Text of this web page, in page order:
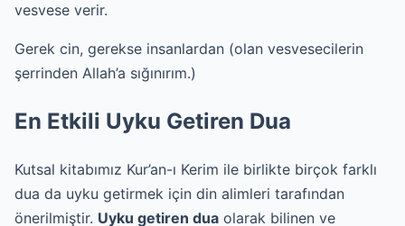
vesvese verir.
Gerek cin, gerekse insanlardan (olan vesvesecilerin
şerrinden Allah’a sığınırım.)
En Etkili Uyku Getiren Dua
Kutsal kitabımız Kur’an-ı Kerim ile birlikte birçok farklı
dua da uyku getirmek için din alimleri tarafından
önerilmiştir. Uyku getiren dua olarak bilinen ve